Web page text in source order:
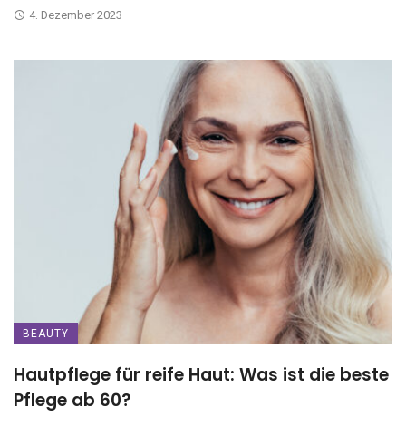
4. Dezember 2023
BEAUTY
Hautpflege für reife Haut: Was ist die beste
Pflege ab 60?